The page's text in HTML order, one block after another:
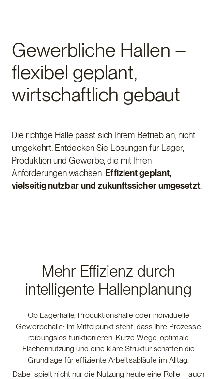
Gewerbliche Hallen –
flexibel geplant,
wirtschaftlich gebaut
Die richtige Halle passt sich Ihrem Betrieb an, nicht
umgekehrt. Entdecken Sie Lösungen für Lager,
Produktion und Gewerbe, die mit Ihren
Anforderungen wachsen. Effizient geplant,
vielseitig nutzbar und zukunftssicher umgesetzt.
Mehr Effizienz durch
intelligente Hallenplanung
Ob Lagerhalle, Produktionshalle oder individuelle
Gewerbehalle: Im Mittelpunkt steht, dass Ihre Prozesse
reibungslos funktionieren. Kurze Wege, optimale
Flächennutzung und eine klare Struktur schaffen die
Grundlage für effiziente Arbeitsabläufe im Alltag.
Dabei spielt nicht nur die Nutzung heute eine Rolle – auch